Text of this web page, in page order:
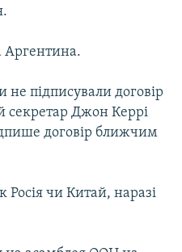
Аргентина.
підписували договір
секретар Джон Керрі
договір ближчим
Росія чи Китай, наразі